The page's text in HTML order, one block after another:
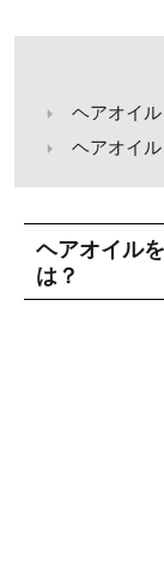
ヘアオイ
ヘアオイ
ヘアオイル
は？